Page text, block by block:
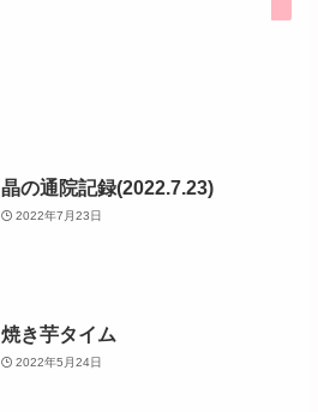
晶の通院記録(2022.7.23)
2022年7月23日
焼き芋タイム
2022年5月24日